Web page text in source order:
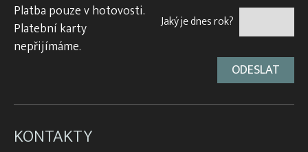
Platba pouze v hotovosti.
Platební karty
nepřijímáme.
Jaký je dnes rok?
KONTAKTY